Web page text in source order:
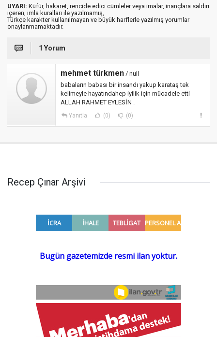
UYARI: Küfür, hakaret, rencide edici cümleler veya imalar, inançlara saldırı
içeren, imla kuralları ile yazılmamış,
Türkçe karakter kullanılmayan ve büyük harflerle yazılmış yorumlar
onaylanmamaktadır.
1 Yorum
mehmet türkmen / null
babaların babası bir insandı yakup karataş tek
kelimeyle hayatındahep iyilik için mücadele etti
ALLAH RAHMET EYLESİN .
Yanıtla (0) (0)
Recep Çınar Arşivi